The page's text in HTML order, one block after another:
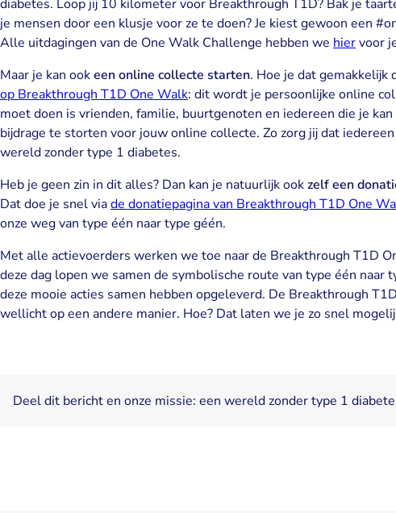
diabetes. Loop jij 10 kilometer voor Breakthrough T1D? Bak je
je mensen door een klusje voor ze te doen? Je kiest gewoon een
Alle uitdagingen van de One Walk Challenge hebben we hiervoor
Maar je kan ookeen online collecte starten. Hoe je dat gemakkelijk
op Breakthrough T1D One Walk: dit wordt je persoonlijke online
moet doen is vrienden, familie, buurtgenoten en iedereen die je
bijdrage te storten voor jouw online collecte. Zo zorg jij dat
wereld zonder type 1 diabetes.
Heb je geen zin in dit alles? Dan kan je natuurlijk ookzelf een
Dat doe je snel viade donatiepagina van Breakthrough T1D One
onze weg van type één naar type géén.
Met alle actievoerders werken we toe naar de Breakthrough T1D
deze dag lopen we samen de symbolische route van type één naar
deze mooie acties samen hebben opgeleverd. De Breakthrough
wellicht op een andere manier. Hoe? Dat laten we je zo snel
Deel dit bericht en onze missie: een wereld zonder type 1